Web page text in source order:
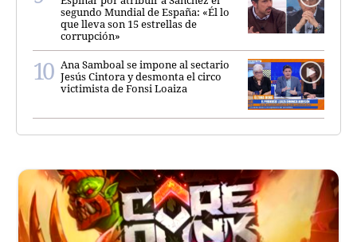
segundo Mundial de España: «Él lo
que lleva son 15 estrellas de
corrupción»
Ana Samboal se impone al sectario
Jesús Cintora y desmonta el circo
victimista de Fonsi Loaiza